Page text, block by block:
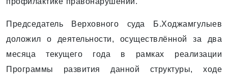
Председатель Верховного суда Б.Ходжамгулыев
доложил о деятельности, осуществлённой за два
месяца текущего года в рамках реализации
Программы развития данной структуры, ходе